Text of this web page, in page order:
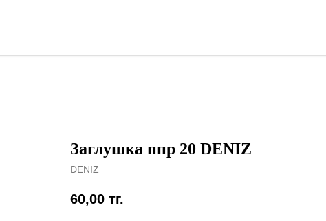
Заглушка ппр 20 DENIZ
DENIZ
60,00 тг.